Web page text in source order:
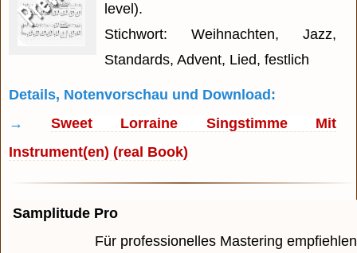
level).
Stichwort: Weihnachten, Jazz,
Standards, Advent, Lied, festlich
Details, Notenvorschau und Download:
→Sweet Lorraine Singstimme Mit
Instrument(en) (real Book)
Samplitude Pro
Für professionelles Mastering